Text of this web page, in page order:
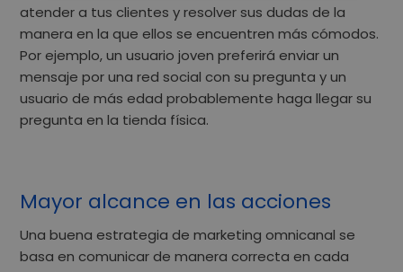
atender a tus clientes y resolver sus dudasde la
manera en la que ellos se encuentren más cómodos.
Por ejemplo, un usuario joven preferirá enviar un
mensaje por una red social con su pregunta y un
usuario de más edad probablemente haga llegar su
pregunta en la tienda física.
Mayor alcance en las acciones
Una buena estrategia de marketing omnicanal se
basa en comunicar de manera correcta en cada